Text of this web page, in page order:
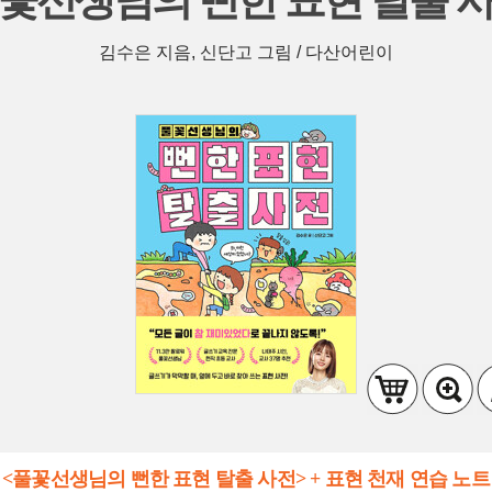
김수은 지음, 신단고 그림 / 다산어린이
<풀꽃선생님의 뻔한 표현 탈출 사전> + 표현 천재 연습 노트